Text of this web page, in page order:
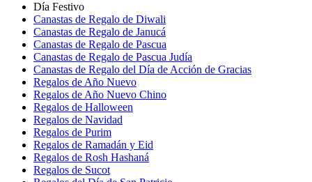
Día Festivo
Canastas de Regalo de Diwali
Canastas de Regalo de Janucá
Canastas de Regalo de Pascua
Canastas de Regalo de Pascua Judía
Canastas de Regalo del Día de Acción de Gracias
Regalos de Año Nuevo
Regalos de Año Nuevo Chino
Regalos de Halloween
Regalos de Navidad
Regalos de Purim
Regalos de Ramadán y Eid
Regalos de Rosh Hashaná
Regalos de Sucot